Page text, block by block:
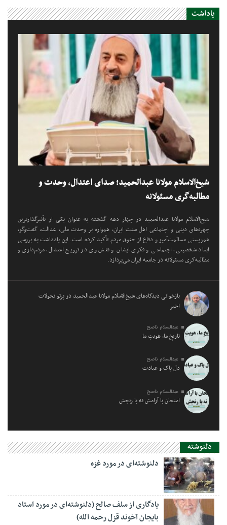
یاداشت
شیخ‌الاسلام مولانا عبدالحمید؛ صدای اعتدال، وحدت و
مطالبه‌گری مسئولانه
شیخ‌الاسلام مولانا عبدالحمید در چهار دهه گذشته به عنوان یکی از تأثیرگذارترین
چهره‌های دینی و اجتماعی اهل سنت ایران، همواره بر وحدت ملی، عدالت، گفت‌وگو،
همزیستی مسالمت‌آمیز و دفاع از حقوق مردم تأکید کرده است. این یادداشت به بررسی
ابعاد شخصیتی، اجتماعی و فکری ایشان و نقش وی در ترویج اعتدال، مردم‌داری و
مطالبه‌گری مسئولانه در جامعه ایران می‌پردازد.
بازخوانی دیدگاه‌های شیخ‌الاسلام مولانا عبدالحمید در پرتو تحولات
اخیر
عبدالسلام ناصح
تاریخِ ما، هویتِ ما
عبدالسلام ناصح
دل پاک و عبادت
عبدالسلام ناصح
امتحان با آرامش نه با رنجش
دلنوشته
دلنوشته‌ای در مورد غزه
یادگاری از سلف صالح (دلنوشته‌ای در مورد استاد
بایجان آخوند قزل رحمه الله)